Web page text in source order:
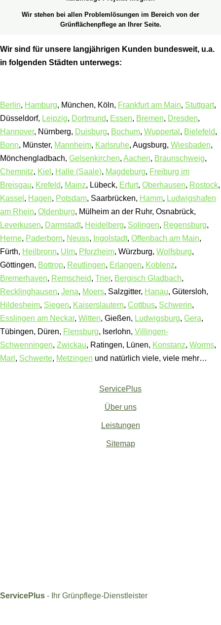
Wir stehen bei allen Problemlösungen im Bereich von der
Grünflächenpflege an Ihrer Seite.
Wir sind für unsere langjährigen Kunden bundesweit, u.a.
in folgenden Städten unterwegs:
Berlin, Hamburg, München, Köln, Frankfurt am Main, Stuttgart,
Düsseldorf, Leipzig, Dortmund, Essen, Bremen, Dresden,
Hannover, Nürnberg, Duisburg, Bochum, Wuppertal , Bielefeld,
Bonn, Münster, Mannheim, Karlsruhe, Augsburg, Wiesbaden,
Mönchengladbach, Gelsenkirchen, Aachen, Braunschweig,
Chemnitz, Kiel , Halle (Saale), Magdeburg, Freiburg im
Breisgau, Krefeld, Mainz, Lübeck, Erfurt, Oberhausen, Rostock,
Kassel , Hagen, Potsdam, Saarbrücken, Hamm, Ludwigshafen
am Rhein, Oldenburg, Mülheim an der Ruhr, Osnabrück,
Leverkusen, Darmstadt, Heidelberg, Solingen, Regensburg,
Herne, Paderborn, Neuss, Ingolstadt, Offenbach am Main,
Fürth, Heilbronn, Ulm, Pforzheim, Würzburg, Wolfsburg,
Göttingen, Bottrop, Reutlingen, Erlangen, Koblenz,
Bremerhaven, Remscheid, Trier, Bergisch Gladbach,
Recklinghausen, Jena, Moers, Salzgitter, Hanau, Gütersloh,
Hildesheim, Siegen, Kaiserslautern, Cottbus, Schwerin,
Esslingen am Neckar, Witten, Gießen, Ludwigsburg, Gera,
Tübingen, Düren, Flensburg, Iserlohn, Villingen-
Schwenningen, Zwickau, Ratingen, Lünen, Konstanz, Worms,
Marl , Schwerte, Metzingen und natürlich viele, viele mehr…
ServicePlus
Über uns
Leistungen
Sitemap
ServicePlus - Ihr Grünpflege-Dienstleister